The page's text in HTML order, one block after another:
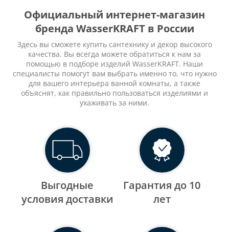
Официальный интернет-магазин
бренда WasserKRAFT в России
Здесь вы сможете купить сантехнику и декор высокого
качества. Вы всегда можете обратиться к нам за
помощью в подборе изделий WasserKRAFT. Наши
специалисты помогут вам выбрать именно то, что нужно
для вашего интерьера ванной комнаты, а также
объяснят, как правильно пользоваться изделиями и
ухаживать за ними.
Выгодные
уcловия доставки
Гарантия до 10
лет